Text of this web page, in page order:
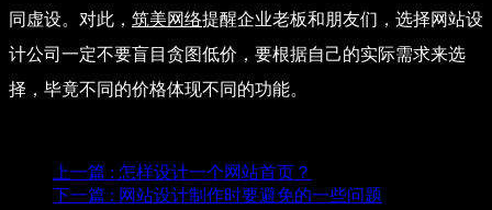
同虚设。对此， 筑美网络提醒企业老板和朋友们，选择网站设
计公司一定不要盲目贪图低价，要根据自己的实际需求来选
择，毕竟不同的价格体现不同的功能。
上一篇 : 怎样设计一个网站首页？
下一篇 : 网站设计制作时要避免的一些问题